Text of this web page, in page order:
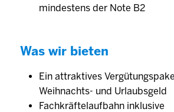
mindestens der Note B2
Was wir bieten
Ein attraktives
Weihnachts- und Urlaubsgeld
Fachkräftelaufbahn inklusive